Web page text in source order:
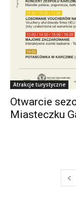
Atrakcje turystyczne
Otwarcie
Miasteczku